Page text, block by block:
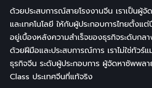
ด้วยประสบการณ์สายโรงงานจีน เราเป็นผู้
และเทคโนโลยี ให้กับผู้ประกอบการไทยตั้งแต่
อยู่เบื้องหลังความสำเร็จของธุรกิจระดับกล
ด้วยฝีมือและประสบการณ์การ เราไม่ใช่ทัวร์
ธุรกิจจีน ระดับผู้ประกอบการ ผู้จัดหาซัพพลา
Class ประเทศจีนที่แท้จริง